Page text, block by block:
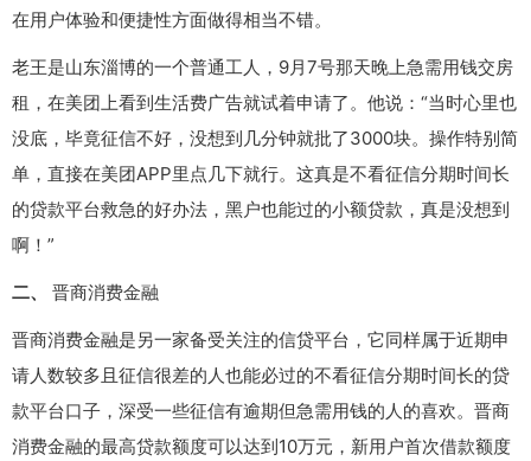
在用户体验和便捷性方面做得相当不错。
老王是山东淄博的一个普通工人，9月7号那天晚上急需用钱交房
租，在美团上看到生活费广告就试着申请了。他说：“当时心里也
没底，毕竟征信不好，没想到几分钟就批了3000块。操作特别简
单，直接在美团APP里点几下就行。这真是不看征信分期时间长
的贷款平台救急的好办法，黑户也能过的小额贷款，真是没想到
啊！”
二、 晋商消费金融
晋商消费金融是另一家备受关注的信贷平台，它同样属于近期申
请人数较多且征信很差的人也能必过的不看征信分期时间长的贷
款平台口子，深受一些征信有逾期但急需用钱的人的喜欢。晋商
消费金融的最高贷款额度可以达到10万元，新用户首次借款额度